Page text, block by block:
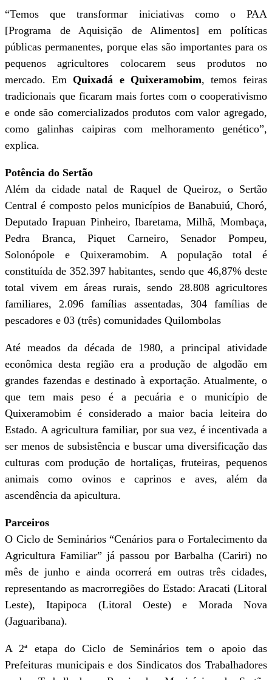
“Temos que transformar iniciativas como o PAA
[Programa de Aquisição de Alimentos] em políticas
públicas permanentes, porque elas são importantes para os
pequenos agricultores colocarem seus produtos no
mercado. EmQuixadá e Quixeramobim, temos feiras
tradicionais que ficaram mais fortes com o cooperativismo
e onde são comercializados produtos com valor agregado,
como galinhas caipiras com melhoramento genético”,
explica.
Potência do Sertão
Além da cidade natal de Raquel de Queiroz, o Sertão
Central é composto pelos municípios de Banabuiú, Choró,
Deputado Irapuan Pinheiro, Ibaretama, Milhã, Mombaça,
Pedra Branca, Piquet Carneiro, Senador Pompeu,
Solonópole e Quixeramobim. A população total é
constituída de 352.397 habitantes, sendo que 46,87% deste
total vivem em áreas rurais, sendo 28.808 agricultores
familiares, 2.096 famílias assentadas, 304 famílias de
pescadores e 03 (três) comunidades Quilombolas
Até meados da década de 1980, a principal atividade
econômica desta região era a produção de algodão em
grandes fazendas e destinado à exportação. Atualmente, o
que tem mais peso é a pecuária e o município de
Quixeramobim é considerado a maior bacia leiteira do
Estado. A agricultura familiar, por sua vez, é incentivada a
ser menos de subsistência e buscar uma diversificação das
culturas com produção de hortaliças, fruteiras, pequenos
animais como ovinos e caprinos e aves, além da
ascendência da apicultura.
Parceiros
O Ciclo de Seminários “Cenários para o Fortalecimento da
Agricultura Familiar” já passou por Barbalha (Cariri) no
mês de junho e ainda ocorrerá em outras três cidades,
representando as macrorregiões do Estado: Aracati (Litoral
Leste), Itapipoca (Litoral Oeste) e Morada Nova
(Jaguaribana).
A 2ª etapa do Ciclo de Seminários tem o apoio das
Prefeituras municipais e dos Sindicatos dos Trabalhadores